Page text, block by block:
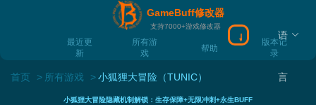
GameBuff修改器
支持7000+游戏修改器
最近更
新
所有游
戏
帮助
版本记
录
下载Gamebuff
语
言
首页 所有游戏 小狐狸大冒险（TUNIC）
小狐狸大冒险隐藏机制解锁：生存保障+无限冲刺+永生BUFF